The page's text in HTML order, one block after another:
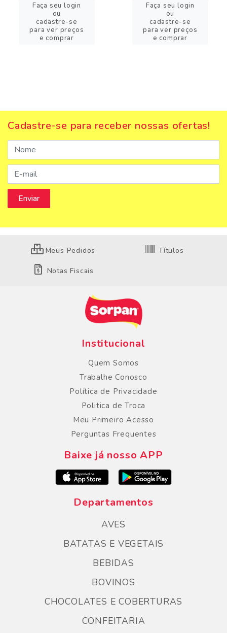
Faça seu login
ou
cadastre-se
para ver preços
e comprar
Faça seu login
ou
cadastre-se
para ver preços
e comprar
Cadastre-se para receber nossas ofertas!
Meus Pedidos Títulos
Notas Fiscais
Institucional
Quem Somos
Trabalhe Conosco
Política de Privacidade
Politica de Troca
Meu Primeiro Acesso
Perguntas Frequentes
Baixe já nosso APP
Departamentos
AVES
BATATAS E VEGETAIS
BEBIDAS
BOVINOS
CHOCOLATES E COBERTURAS
CONFEITARIA